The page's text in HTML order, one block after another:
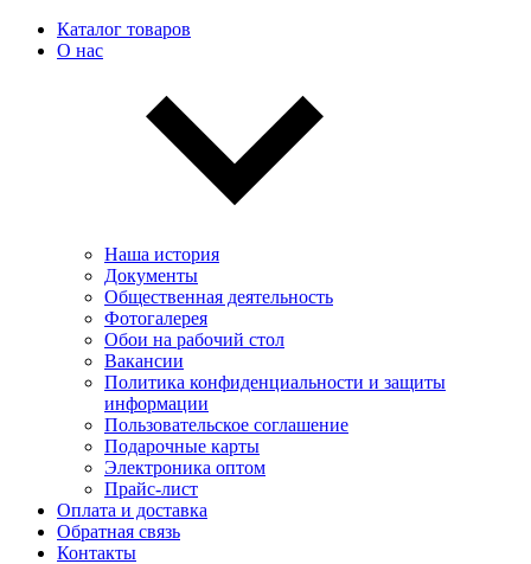
Каталог товаров
О нас
Наша история
Документы
Общественная деятельность
Фотогалерея
Обои на рабочий стол
Вакансии
Политика конфиденциальности и защиты
информации
Пользовательскоe соглашение
Подарочные карты
Электроника оптом
Прайс-лист
Оплата и доставка
Обратная связь
Контакты